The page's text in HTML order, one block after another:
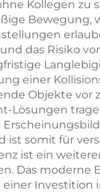
Kollegen
das Risiko
einer
Objekte
Lösungen
ist somit für
ist ein
Das moderne